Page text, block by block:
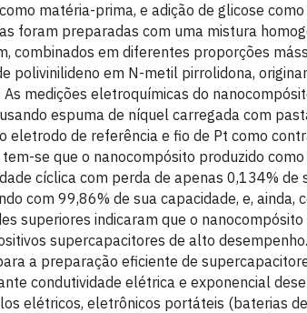
matéria-prima, e adição de glicose
foram preparadas com uma mistura
combinados em diferentes proporções
polivinilideno em N-metil pirrolidona,
As medições eletroquímicas do
espuma de níquel carregada com
eletrodo de referência e fio de Pt como
se que o nanocompósito produzido
cíclica com perda de apenas 0,134% de
com 99,86% de sua capacidade, e, ainda,
superiores indicaram que o nanocompósito
supercapacitores de alto
a preparação eficiente de
condutividade elétrica e exponencial
elétricos, eletrônicos portáteis (baterias